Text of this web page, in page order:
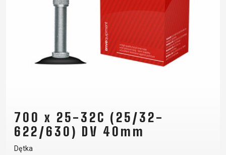
700 x 25-32C (25/32-
622/630) DV 40mm
Dętka